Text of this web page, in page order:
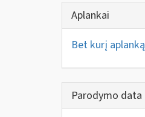
Aplankai
Bet kurį aplanką
Parodymo data